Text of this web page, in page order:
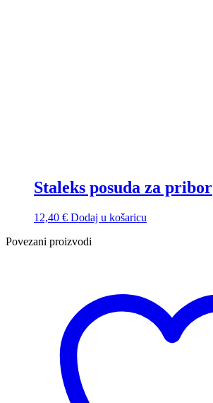
Staleks posuda za pribor
12,40 € Dodaj u košaricu
Povezani proizvodi